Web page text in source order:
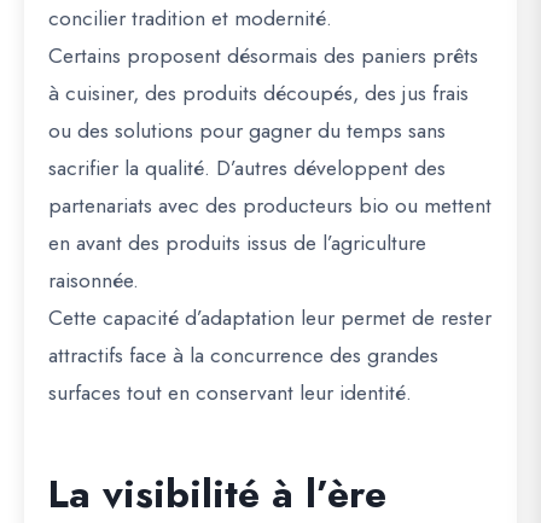
concilier tradition et modernité.
Certains proposent désormais des paniers prêts
à cuisiner, des produits découpés, des jus frais
ou des solutions pour gagner du temps sans
sacrifier la qualité. D’autres développent des
partenariats avec des producteurs bio ou mettent
en avant des produits issus de l’agriculture
raisonnée.
Cette capacité d’adaptation leur permet de rester
attractifs face à la concurrence des grandes
surfaces tout en conservant leur identité.
La visibilité à l’ère